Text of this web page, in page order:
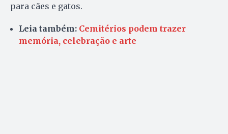
para cães e gatos.
Leia também: Cemitérios podem trazer
memória, celebração e arte